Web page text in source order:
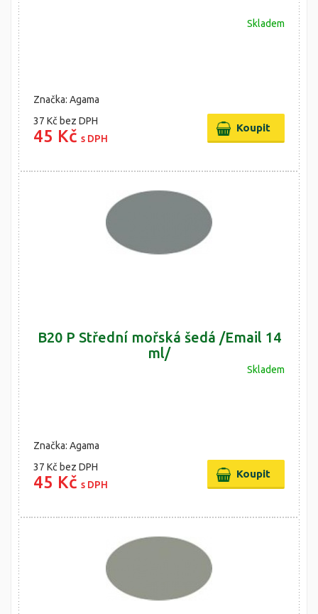
Skladem
Značka: Agama
37 Kč bez DPH
45 Kč s DPH
B20 P Střední mořská šedá /Email 14
ml/
Skladem
Značka: Agama
37 Kč bez DPH
45 Kč s DPH